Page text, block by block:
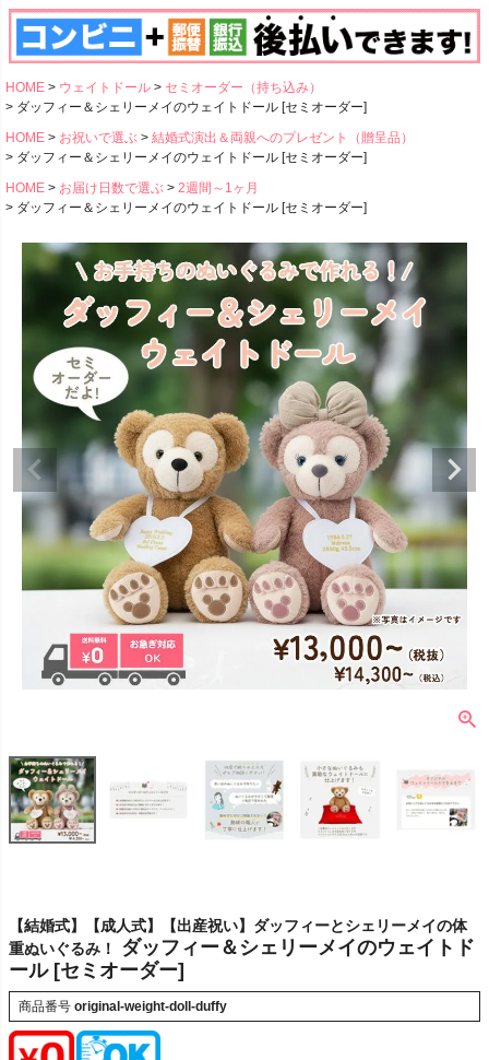
HOME ウェイトドール
セミオーダー（持ち込み）
ダッフィー＆シェリーメイのウェイトドール [セミオーダー]
HOME
お祝いで選ぶ
結婚式演出＆両親へのプレゼント（贈呈品）
ダッフィー＆シェリーメイのウェイトドール [セミオーダー]
HOME
お届け日数で選ぶ
2週間～1ヶ月
ダッフィー＆シェリーメイのウェイトドール [セミオーダー]
【結婚式】【成人式】【出産祝い】ダッフィーとシェリーメイの体
重ぬいぐるみ！
ダッフィー＆シェリーメイのウェイトド
ール [セミオーダー]
商品番号 original-weight-doll-duffy